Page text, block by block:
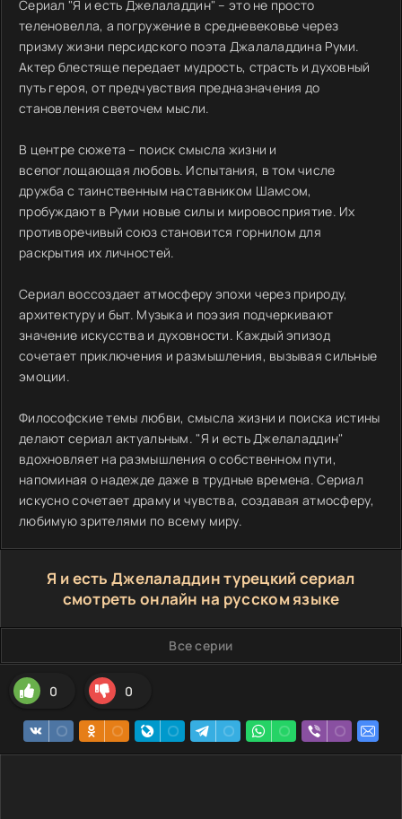
Сериал "Я и есть Джелаладдин" – это не просто
теленовелла, а погружение в средневековье через
призму жизни персидского поэта Джалаладдина Руми.
Актер блестяще передает мудрость, страсть и духовный
путь героя, от предчувствия предназначения до
становления светочем мысли.
В центре сюжета – поиск смысла жизни и
всепоглощающая любовь. Испытания, в том числе
дружба с таинственным наставником Шамсом,
пробуждают в Руми новые силы и мировосприятие. Их
противоречивый союз становится горнилом для
раскрытия их личностей.
Сериал воссоздает атмосферу эпохи через природу,
архитектуру и быт. Музыка и поэзия подчеркивают
значение искусства и духовности. Каждый эпизод
сочетает приключения и размышления, вызывая сильные
эмоции.
Философские темы любви, смысла жизни и поиска истины
делают сериал актуальным. "Я и есть Джелаладдин"
вдохновляет на размышления о собственном пути,
напоминая о надежде даже в трудные времена. Сериал
искусно сочетает драму и чувства, создавая атмосферу,
любимую зрителями по всему миру.
Я и есть Джелаладдин турецкий сериал
смотреть онлайн на русском языке
Все серии
0 0